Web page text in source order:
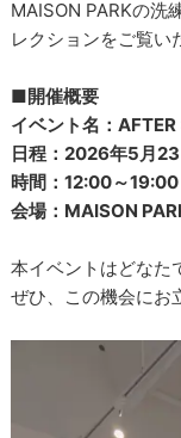
MAISON PARKの洗
レクションをご覧い
■開催概要
イベント名：
日程：2026年5月
時間：12:00～19:00
会場：MAISON
本イベントはどなた
ぜひ、この機会にお